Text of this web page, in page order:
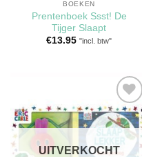
BOEKEN
Prentenboek Ssst! De
Tijger Slaapt
€13.95 "incl. btw"
Toevoegen
aan
verlanglijst
UITVERKOCHT